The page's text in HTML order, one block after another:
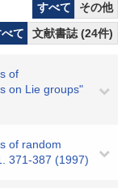
すべて
その他
て
文献書誌 (24件)
of
on Lie groups"
of random
371-387 (1997)